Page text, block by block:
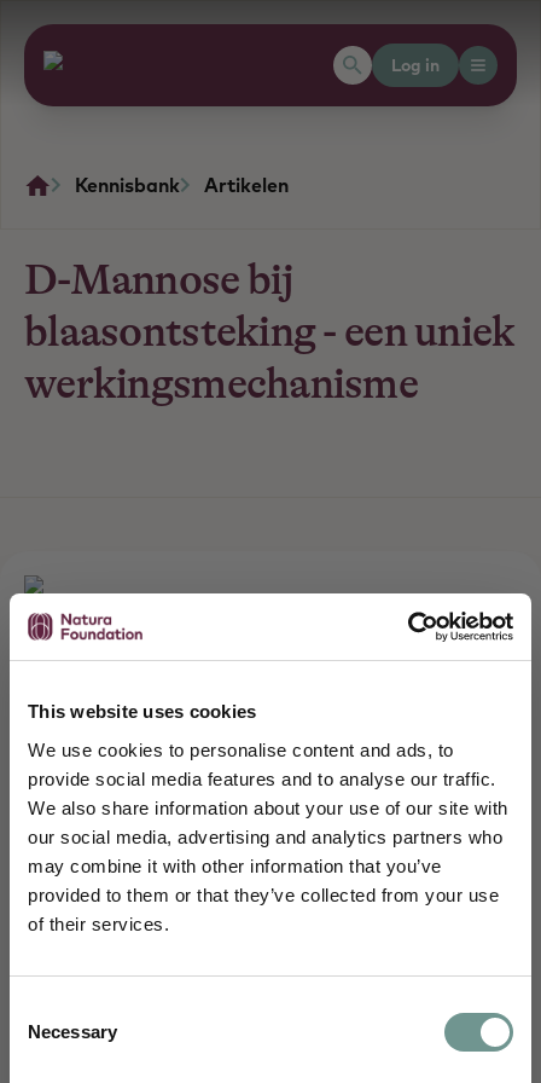
This website uses cookies
We use cookies to personalise content and ads, to
provide social media features and to analyse our traffic.
We also share information about your use of our site with
our social media, advertising and analytics partners who
may combine it with other information that you’ve
provided to them or that they’ve collected from your use
of their services.
Selection
Necessary
Log in
Kennisbank Artikelen
D-Mannose bij
blaasontsteking - een uniek
werkingsmechanisme
Bij de mens maaktD-Mannoseonderdeel uit van
Escherichia coli hecht zich specifiek aan deze
eiwitten. Wanneer via orale toediening grote
hoeveelhedenD-Mannosein de urine worden
aangeboden, hechten de bacteriën zich aan de vrije
mannose. Deze bacteriën worden uiteindelijk met de
urine uitgespoeld. Zo draagt u op een natuurlijke en
inventieve manier bij aan een goed milieu in de blaas
en urinewegen van uw cliënt.
kan opgelost worden in een glas water
of sap. Indien zich éénmalig een blaasontsteking
Schrijf je in en blijf je verdiepen
Je ontvangt maandelijks wetenschappelijke
naar jouw dagelijkse praktijk.